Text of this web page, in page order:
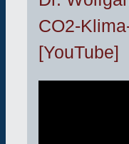
CO2-
[YouTube]